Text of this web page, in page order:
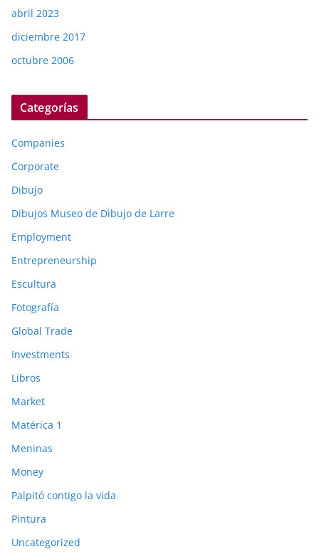
abril 2023
diciembre 2017
octubre 2006
Categorías
Companies
Corporate
Dibujo
Dibujos Museo de Dibujo de Larre
Employment
Entrepreneurship
Escultura
Fotografía
Global Trade
Investments
Libros
Market
Matérica 1
Meninas
Money
Palpitó contigo la vida
Pintura
Uncategorized